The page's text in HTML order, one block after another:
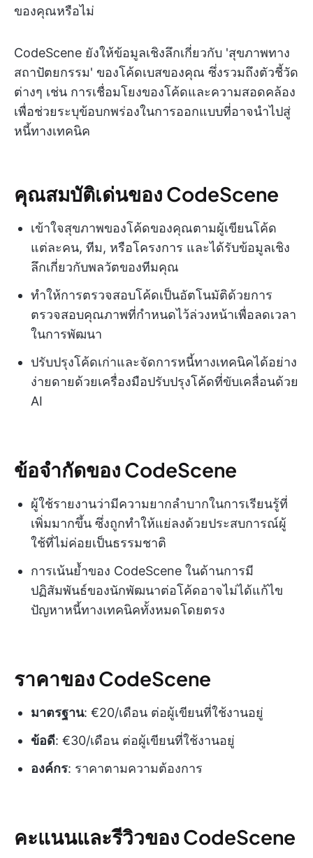
ของคุณหรือไม่
CodeScene ยังให้ข้อมูลเชิงลึกเกี่ยวกับ 'สุขภาพทาง
สถาปัตยกรรม' ของโค้ดเบสของคุณ ซึ่งรวมถึงตัวชี้วัด
ต่างๆ เช่น การเชื่อมโยงของโค้ดและความสอดคล้อง
เพื่อช่วยระบุข้อบกพร่องในการออกแบบที่อาจนำไปสู่
หนี้ทางเทคนิค
คุณสมบัติเด่นของ CodeScene
เข้าใจสุขภาพของโค้ดของคุณตามผู้เขียนโค้ด
แต่ละคน, ทีม, หรือโครงการ และได้รับข้อมูลเชิง
ลึกเกี่ยวกับพลวัตของทีมคุณ
ทำให้การตรวจสอบโค้ดเป็นอัตโนมัติด้วยการ
ตรวจสอบคุณภาพที่กำหนดไว้ล่วงหน้าเพื่อลดเวลา
ในการพัฒนา
ปรับปรุงโค้ดเก่าและจัดการหนี้ทางเทคนิคได้อย่าง
ง่ายดายด้วยเครื่องมือปรับปรุงโค้ดที่ขับเคลื่อนด้วย
AI
ข้อจำกัดของ CodeScene
ผู้ใช้รายงานว่ามีความยากลำบากในการเรียนรู้ที่
เพิ่มมากขึ้น ซึ่งถูกทำให้แย่ลงด้วยประสบการณ์ผู้
ใช้ที่ไม่ค่อยเป็นธรรมชาติ
การเน้นย้ำของ CodeScene ในด้านการมี
ปฏิสัมพันธ์ของนักพัฒนาต่อโค้ดอาจไม่ได้แก้ไข
ปัญหาหนี้ทางเทคนิคทั้งหมดโดยตรง
ราคาของ CodeScene
มาตรฐาน: €20/เดือน ต่อผู้เขียนที่ใช้งานอยู่
ข้อดี: €30/เดือน ต่อผู้เขียนที่ใช้งานอยู่
องค์กร: ราคาตามความต้องการ
คะแนนและรีวิวของ CodeScene